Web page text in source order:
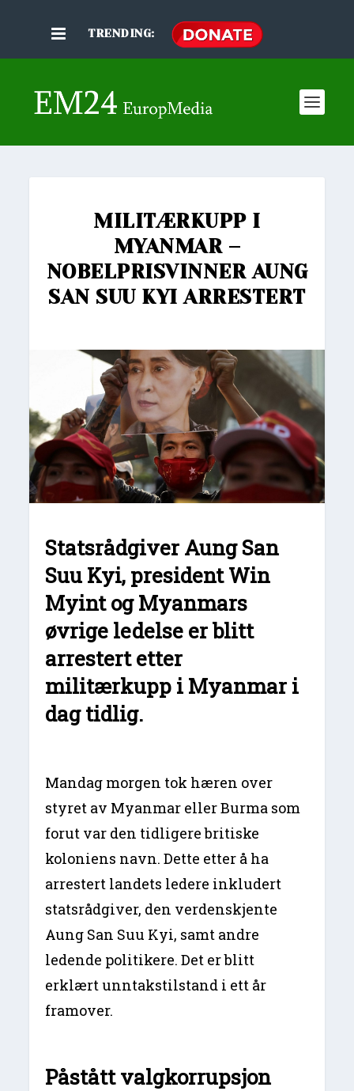
TRENDING:
MILITÆRKUPP I
MYANMAR –
NOBELPRISVINNER AUNG
SAN SUU KYI ARRESTERT
Statsrådgiver Aung San
Suu Kyi, president Win
Myint og Myanmars
øvrige ledelse er blitt
arrestert etter
militærkupp i Myanmar i
dag tidlig.
Mandag morgen tok hæren over
styret av Myanmar eller Burma som
forut var den tidligere britiske
koloniens navn. Dette etter å ha
arrestert landets ledere inkludert
statsrådgiver, den verdenskjente
Aung San Suu Kyi, samt andre
ledende politikere. Det er blitt
erklært unntakstilstand i ett år
framover.
Påstått valgkorrupsjon